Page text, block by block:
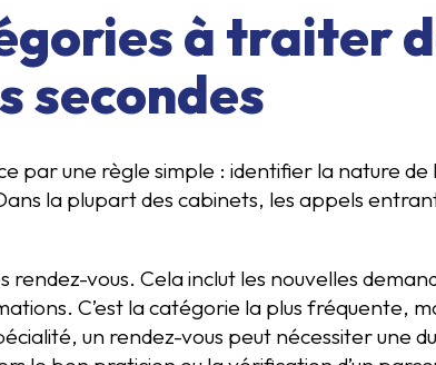
à traiter
secondes
par une règle simple : identifier la nature
la plupart des cabinets, les appels
rendez-vous. Cela inclut les nouvelles
C’est la catégorie la plus fréquente,
un rendez-vous peut nécessiter une